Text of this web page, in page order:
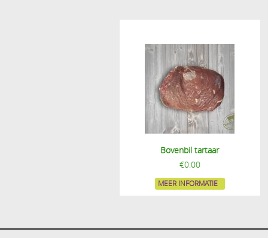
Bovenbil tartaar
€0.00
MEER INFORMATIE